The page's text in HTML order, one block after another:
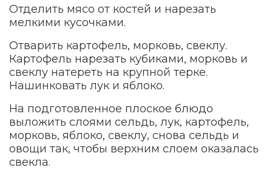
Отделить мясо от костей и нарезать
мелкими кусочками.
Отварить картофель, морковь, свеклу.
Картофель нарезать кубиками, морковь и
свеклу натереть на крупной терке.
Нашинковать лук и яблоко.
На подготовленное плоское блюдо
выложить слоями сельдь, лук, картофель,
морковь, яблоко, свеклу, снова сельдь и
овощи так, чтобы верхним слоем оказалась
свекла.